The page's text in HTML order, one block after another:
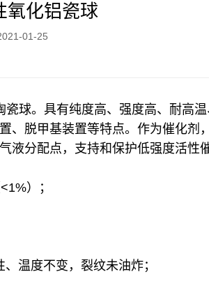
氧化铝瓷球
01-25
球。具有纯度高、强度高、耐高
、脱甲基装置等特点。作为催化剂
液分配点，支持和保护低强度活性
）；
温度不变，裂纹未油炸；